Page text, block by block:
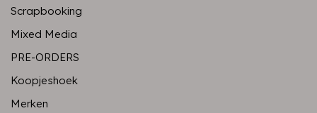
Scrapbooking
Mixed Media
PRE-ORDERS
Koopjeshoek
Merken